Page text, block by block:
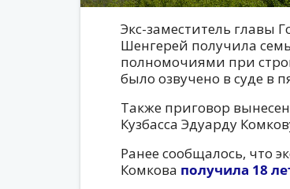
Экс-заместитель главы
Шенгерей получила
полномочиями при
было озвучено в суде в
Также приговор
Кузбасса Эдуарду
Ранее сообщалось, что
Комкова получила 18